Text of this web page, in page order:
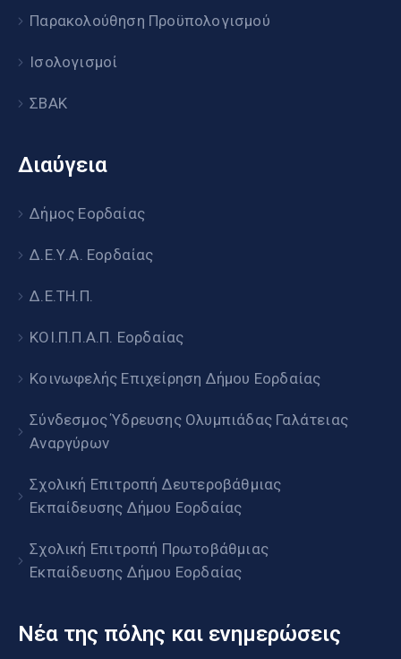
Παρακολούθηση Προϋπολογισμού
Ισολογισμοί
ΣΒΑΚ
Διαύγεια
Δήμος Εορδαίας
Δ.Ε.Υ.Α. Εορδαίας
Δ.Ε.ΤΗ.Π.
ΚΟΙ.Π.Π.Α.Π. Εορδαίας
Κοινωφελής Επιχείρηση Δήμου Εορδαίας
Σύνδεσμος Ύδρευσης Ολυμπιάδας Γαλάτειας
Αναργύρων
Σχολική Επιτροπή Δευτεροβάθμιας
Εκπαίδευσης Δήμου Εορδαίας
Σχολική Επιτροπή Πρωτοβάθμιας
Εκπαίδευσης Δήμου Εορδαίας
Νέα της πόλης και ενημερώσεις